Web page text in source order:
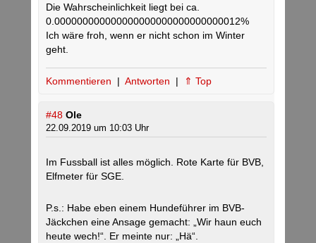
Die Wahrscheinlichkeit liegt bei ca.
0.000000000000000000000000000000012%
Ich wäre froh, wenn er nicht schon im Winter
geht.
Kommentieren | Antworten | ⇑ Top
#48 Ole
22.09.2019 um 10:03 Uhr
Im Fussball ist alles möglich. Rote Karte für BVB,
Elfmeter für SGE.
P.s.: Habe eben einem Hundeführer im BVB-
Jäckchen eine Ansage gemacht: „Wir haun euch
heute wech!“. Er meinte nur: „Hä“.